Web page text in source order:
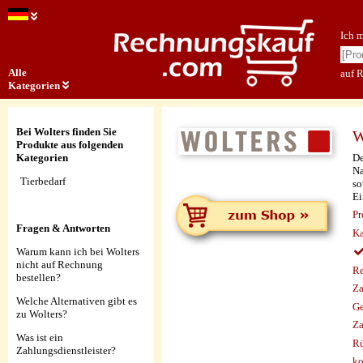
Alle
Kategorien
Ich
auf
Bei Wolters finden Sie
Produkte aus folgenden
Kategorien
Tierbedarf
Fragen & Antworten
Warum kann ich bei Wolters
nicht auf Rechnung
bestellen?
Welche Alternativen gibt es
zu Wolters?
Was ist ein
Zahlungsdienstleister?